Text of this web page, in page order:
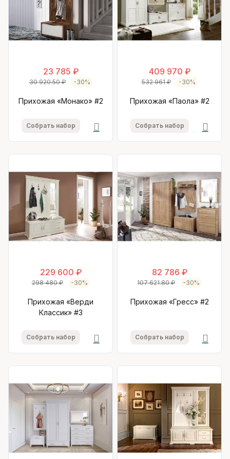
23 785 ₽
30 920.50 ₽ -30%
Прихожая «Монако» #2
Собрать набор
409 970 ₽
532 961 ₽ -30%
Прихожая «Паола» #2
Собрать набор
229 600 ₽
298 480 ₽ -30%
Прихожая «Верди
Классик» #3
Собрать набор
82 786 ₽
107 621.80 ₽ -30%
Прихожая «Гресс» #2
Собрать набор